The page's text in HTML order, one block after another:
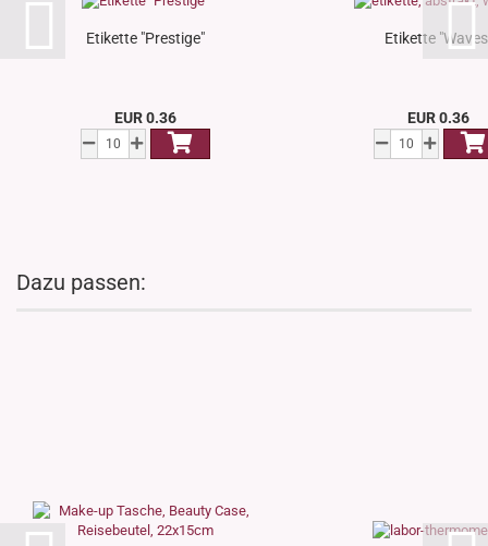
Etikette "Prestige"
EUR 0.36
Etikette
EUR 0.36
Dazu passen: